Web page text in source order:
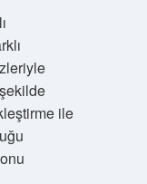
ile